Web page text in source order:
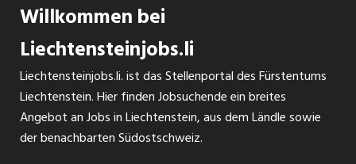
Willkommen bei
Liechtensteinjobs.li
Liechtensteinjobs.li. ist das Stellenportal des Fürstentums
Liechtenstein. Hier finden Jobsuchende ein breites
Angebot an Jobs in Liechtenstein, aus dem Ländle sowie
der benachbarten Südostschweiz.